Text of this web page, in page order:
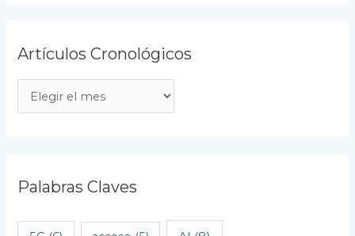
Artículos Cronológicos
r
c
Palabras Claves